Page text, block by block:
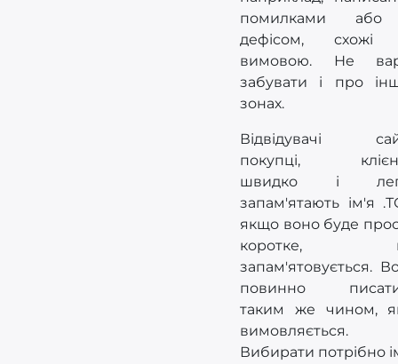
помилками
дефісом, схожі
вимовою. Не
забувати і про
зонах.
Відвідувачі
покупці,
швидко і
запам'ятають ім'я
якщо воно буде
коротке,
запам'ятовується.
повинно
таким же чином,
вимовляється.
Вибирати потрібно